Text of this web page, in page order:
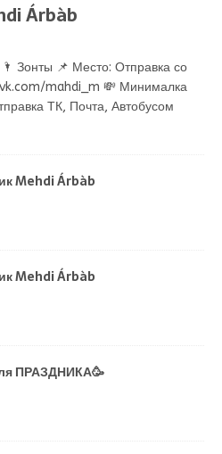
Árbàb
Зонты 📌 Место: Отправка со
mahdi_m 💸 Минималка
ТК, Почта, Автобусом
Mehdi Árbàb
Mehdi Árbàb
ПРАЗДНИКА🥳